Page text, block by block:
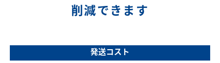
削減できます
発送コスト